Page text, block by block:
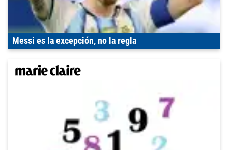
Messi es la excepción, no la regla